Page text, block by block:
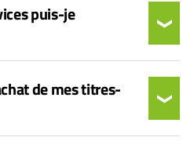
puis-je
de mes titres-